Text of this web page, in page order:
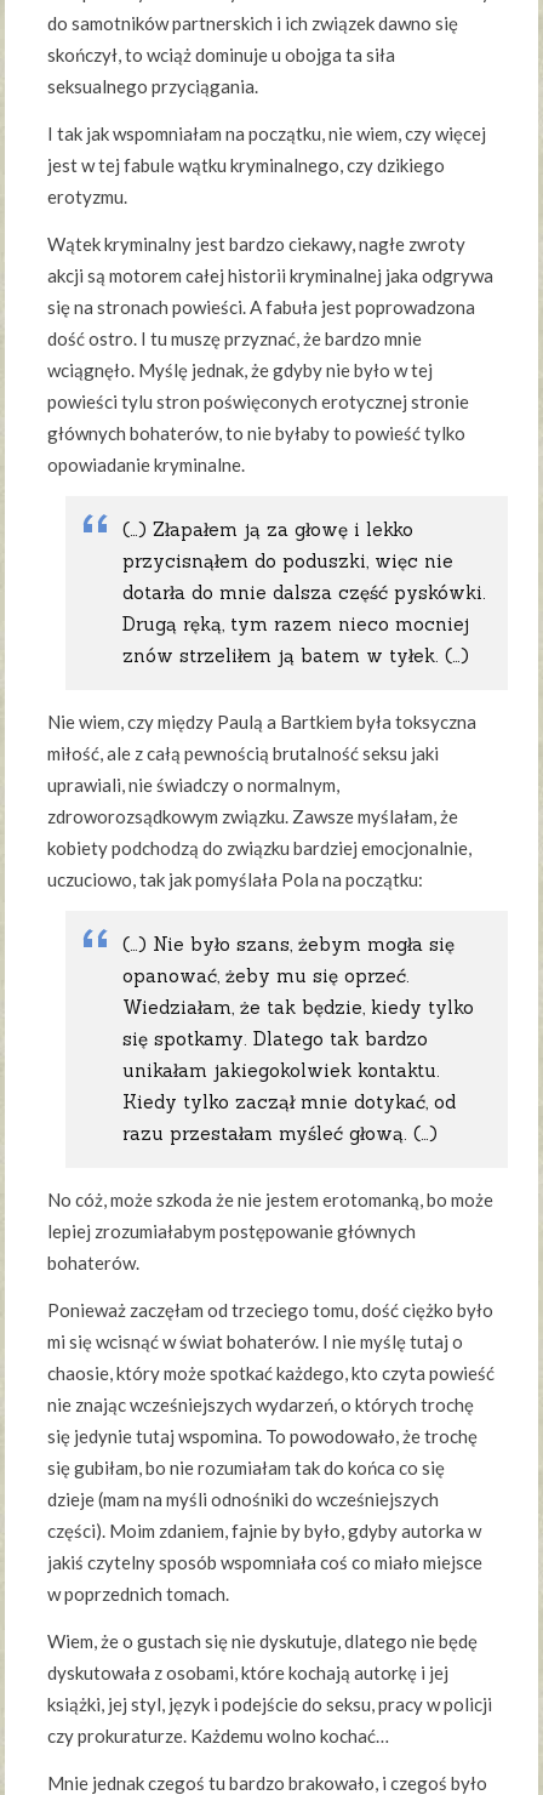
do samotników partnerskich i ich związek dawno się
skończył, to wciąż dominuje u obojga ta siła
seksualnego przyciągania.
I tak jak wspomniałam na początku, nie wiem, czy więcej
jest w tej fabule wątku kryminalnego, czy dzikiego
erotyzmu.
Wątek kryminalny jest bardzo ciekawy, nagłe zwroty
akcji są motorem całej historii kryminalnej jaka odgrywa
się na stronach powieści. A fabuła jest poprowadzona
dość ostro. I tu muszę przyznać, że bardzo mnie
wciągnęło. Myślę jednak, że gdyby nie było w tej
powieści tylu stron poświęconych erotycznej stronie
głównych bohaterów, to nie byłaby to powieść tylko
opowiadanie kryminalne.
(…) Złapałem ją za głowę i lekko
przycisnąłem do poduszki, więc nie
dotarła do mnie dalsza część pyskówki.
Drugą ręką, tym razem nieco mocniej
znów strzeliłem ją batem w tyłek. (…)
Nie wiem, czy między Paulą a Bartkiem była toksyczna
miłość, ale z całą pewnością brutalność seksu jaki
uprawiali, nie świadczy o normalnym,
zdroworozsądkowym związku. Zawsze myślałam, że
kobiety podchodzą do związku bardziej emocjonalnie,
uczuciowo, tak jak pomyślała Pola na początku:
(…) Nie było szans, żebym mogła się
opanować, żeby mu się oprzeć.
Wiedziałam, że tak będzie, kiedy tylko
się spotkamy. Dlatego tak bardzo
unikałam jakiegokolwiek kontaktu.
Kiedy tylko zaczął mnie dotykać, od
razu przestałam myśleć głową. (…)
No cóż, może szkoda że nie jestem erotomanką, bo może
lepiej zrozumiałabym postępowanie głównych
bohaterów.
Ponieważ zaczęłam od trzeciego tomu, dość ciężko było
mi się wcisnąć w świat bohaterów. I nie myślę tutaj o
chaosie, który może spotkać każdego, kto czyta powieść
nie znając wcześniejszych wydarzeń, o których trochę
się jedynie tutaj wspomina. To powodowało, że trochę
się gubiłam, bo nie rozumiałam tak do końca co się
dzieje (mam na myśli odnośniki do wcześniejszych
części). Moim zdaniem, fajnie by było, gdyby autorka w
jakiś czytelny sposób wspomniała coś co miało miejsce
w poprzednich tomach.
Wiem, że o gustach się nie dyskutuje, dlatego nie będę
dyskutowała z osobami, które kochają autorkę i jej
książki, jej styl, język i podejście do seksu, pracy w policji
czy prokuraturze. Każdemu wolno kochać…
Mnie jednak czegoś tu bardzo brakowało, i czegoś było